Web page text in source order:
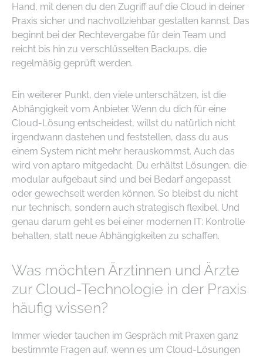
Hand, mit denen du den Zugriff auf die Cloud in deiner
Praxis sicher und nachvollziehbar gestalten kannst. Das
beginnt bei der Rechtevergabe für dein Team und
reicht bis hin zu verschlüsselten Backups, die
regelmäßig geprüft werden.
Ein weiterer Punkt, den viele unterschätzen, ist die
Abhängigkeit vom Anbieter. Wenn du dich für eine
Cloud-Lösung entscheidest, willst du natürlich nicht
irgendwann dastehen und feststellen, dass du aus
einem System nicht mehr herauskommst. Auch das
wird von aptaro mitgedacht. Du erhältst Lösungen, die
modular aufgebaut sind und bei Bedarf angepasst
oder gewechselt werden können. So bleibst du nicht
nur technisch, sondern auch strategisch flexibel. Und
genau darum geht es bei einer modernen IT: Kontrolle
behalten, statt neue Abhängigkeiten zu schaffen.
Was möchten Ärztinnen und Ärzte
zur Cloud-Technologie in der Praxis
häufig wissen?
Immer wieder tauchen im Gespräch mit Praxen ganz
bestimmte Fragen auf, wenn es um Cloud-Lösungen